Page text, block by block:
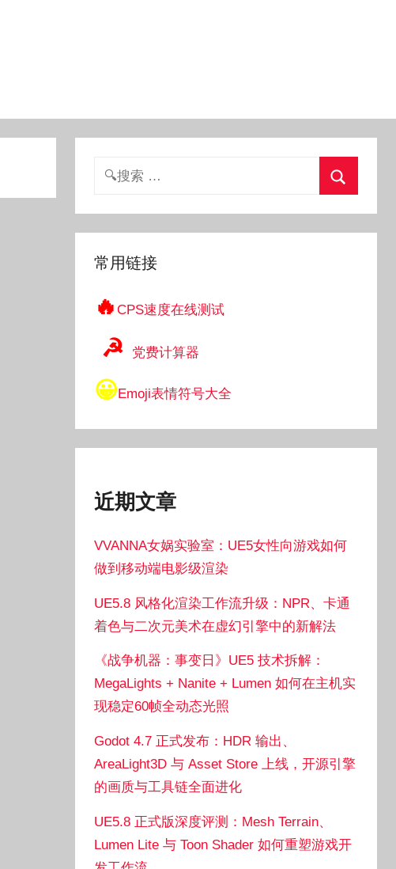
搜
常用链接
🔥CPS速度在线测试
☭ 党费计算器
😀Emoji表情符号大全
近期文章
VVANNA女娲实验室：UE5女性向游戏如何
做到移动端电影级渲染
UE5.8 风格化渲染工作流升级：NPR、卡通
着色与二次元美术在虚幻引擎中的新解法
《战争机器：事变日》UE5 技术拆解：
MegaLights + Nanite + Lumen 如何在主机实
现稳定60帧全动态光照
Godot 4.7 正式发布：HDR 输出、
AreaLight3D 与 Asset Store 上线，开源引擎
的画质与工具链全面进化
UE5.8 正式版深度评测：Mesh Terrain、
Lumen Lite 与 Toon Shader 如何重塑游戏开